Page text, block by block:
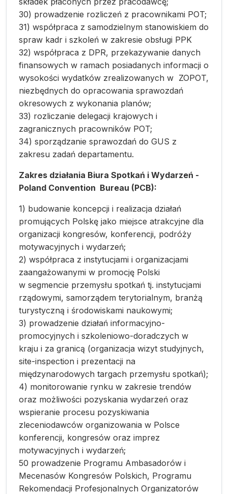
30) prowadzenie rozliczeń z pracownikami POT;
31) współpraca z samodzielnym stanowiskiem do
spraw kadr i szkoleń w zakresie obsługi PPK
32) współpraca z DPR, przekazywanie danych
finansowych w ramach posiadanych informacji o
wysokości wydatków zrealizowanych w ZOPOT,
niezbędnych do opracowania sprawozdań
okresowych z wykonania planów;
33) rozliczanie delegacji krajowych i
zagranicznych pracowników POT;
34) sporządzanie sprawozdań do GUS z
zakresu zadań departamentu.
Zakres działania Biura Spotkań i Wydarzeń -
Poland Convention Bureau (PCB):
1) budowanie koncepcji i realizacja działań
promujących Polskę jako miejsce atrakcyjne dla
organizacji kongresów, konferencji, podróży
motywacyjnych i wydarzeń;
2) współpraca z instytucjami i organizacjami
zaangażowanymi w promocję Polski
w segmencie przemysłu spotkań tj. instytucjami
rządowymi, samorządem terytorialnym, branżą
turystyczną i środowiskami naukowymi;
3) prowadzenie działań informacyjno-
promocyjnych i szkoleniowo-doradczych w
kraju i za granicą (organizacja wizyt studyjnych,
site-inspection i prezentacji na
międzynarodowych targach przemysłu spotkań);
4) monitorowanie rynku w zakresie trendów
oraz możliwości pozyskania wydarzeń oraz
wspieranie procesu pozyskiwania
zleceniodawców organizowania w Polsce
konferencji, kongresów oraz imprez
motywacyjnych i wydarzeń;
50 prowadzenie Programu Ambasadorów i
Mecenasów Kongresów Polskich, Programu
Rekomendacji Profesjonalnych Organizatorów